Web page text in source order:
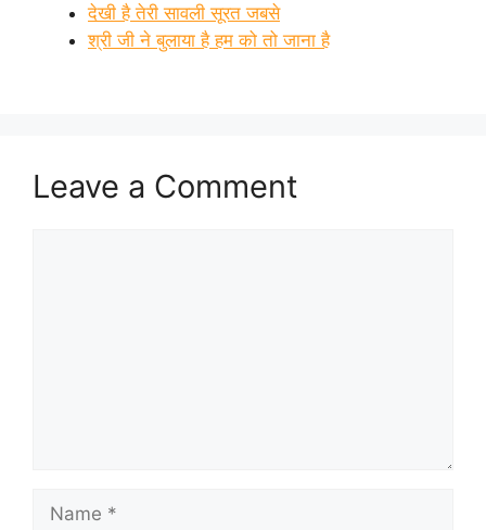
देखी है तेरी सावली सूरत जबसे
श्री जी ने बुलाया है हम को तो जाना है
Leave a Comment
Name